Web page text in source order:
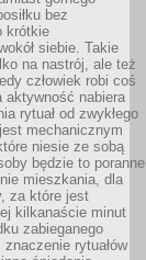
bez
krótkie
siebie. Takie
na nastrój, ale też
człowiek robi coś
aktywność nabiera
rytuał od zwykłego
mechanicznym
niesie ze sobą
będzie to poranne
mieszkania, dla
za które jest
kilkanaście minut
zabieganego
rytuałów